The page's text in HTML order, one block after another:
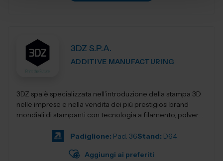
3DZ S.P.A.
ADDITIVE MANUFACTURING
3DZ spa è specializzata nell’introduzione della stampa 3D
nelle imprese e nella vendita dei più prestigiosi brand
mondiali di stampanti con tecnologia a filamento, polvere,
Padiglione: Pad. 36Stand: D64
Aggiungi ai preferiti